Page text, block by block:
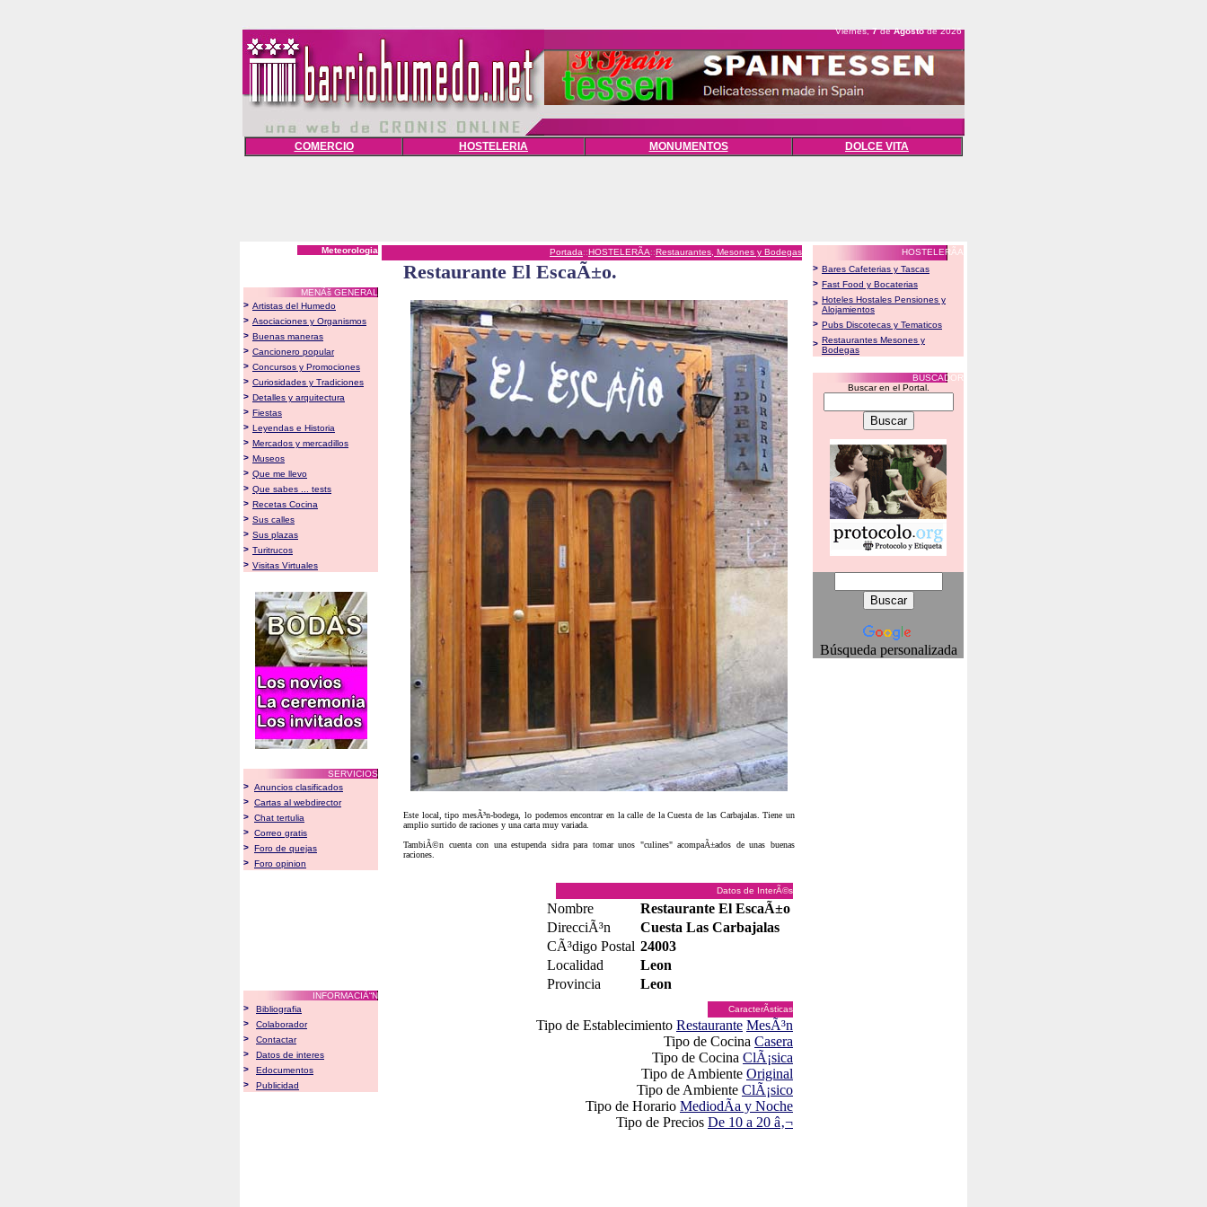
Viernes,7deAgostode 2026
COMERCIO HOSTELERIA MONUMENTOS DOLCE VITA
Meteorologia
MENÃš GENERAL
> Artistas del Humedo
> Asociaciones y Organismos
> Buenas maneras
> Cancionero popular
> Concursos y Promociones
> Curiosidades y Tradiciones
> Detalles y arquitectura
> Fiestas
> Leyendas e Historia
> Mercados y mercadillos
> Museos
> Que me llevo
> Que sabes ... tests
> Recetas Cocina
> Sus calles
> Sus plazas
> Turitrucos
> Visitas Virtuales
SERVICIOS
> Anuncios clasificados
> Cartas al webdirector
> Chat tertulia
> Correo gratis
> Foro de quejas
> Foro opinion
INFORMACIÃ“N
>
Bibliografia
>
Colaborador
>
Contactar
>
Datos de interes
>
Edocumentos
>
Publicidad
Portada::HOSTELERÃA::Restaurantes, Mesones y Bodegas
Restaurante El EscaÃ±o.
Este local, tipo mesÃ³n-bodega, lo podemos encontrar en la calle de la Cuesta de las Carbajalas. Tiene un
amplio surtido de raciones y una carta muy variada.
TambiÃ©n cuenta con una estupenda sidra para tomar unos "culines" acompaÃ±ados de unas buenas
raciones.
Datos de InterÃ©s
Nombre
Restaurante El EscaÃ±o
DirecciÃ³n
Cuesta Las Carbajalas
CÃ³digo Postal 24003
Localidad
Leon
Provincia
Leon
CaracterÃ­sticas
Tipo de Establecimiento Restaurante MesÃ³n
Tipo de Cocina Casera
Tipo de Cocina ClÃ¡sica
Tipo de Ambiente Original
Tipo de Ambiente ClÃ¡sico
Tipo de Horario MediodÃ­a y Noche
Tipo de Precios De 10 a 20 â‚¬
HOSTELERÃA
> Bares Cafeterias y Tascas
> Fast Food y Bocaterias
> Hoteles Hostales Pensiones y
Alojamientos
> Pubs Discotecas y Tematicos
> Restaurantes Mesones y
Bodegas
BUSCADOR
Buscar en el Portal.
Búsqueda personalizada